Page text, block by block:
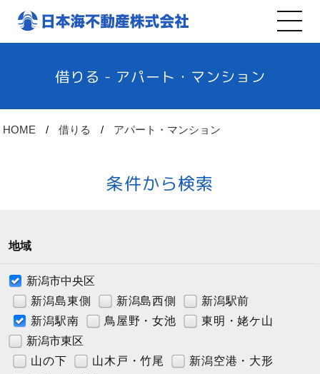
借りる - アパート・マンション
HOME 借りる アパート・マンション
条件から検索
地域
新潟市中央区
新潟島東側
新潟島西側
新潟駅前
新潟駅南
鳥屋野・女池
東明・姥ケ山
新潟市東区
山の下
山木戸・竹尾
新潟空港・大形